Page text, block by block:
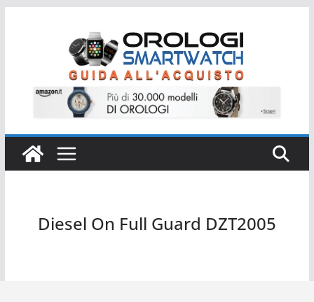
Diesel On Full Guard DZT2005